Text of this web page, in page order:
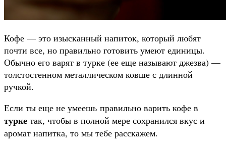
Кофе — это изысканный напиток, который любят
почти все, но правильно готовить умеют единицы.
Обычно его варят в турке (ее еще называют джезва) —
толстостенном металлическом ковше с длинной
ручкой.
Если ты еще не умеешь правильно варить кофе в
турке так, чтобы в полной мере сохранился вкус и
аромат напитка, то мы тебе расскажем.